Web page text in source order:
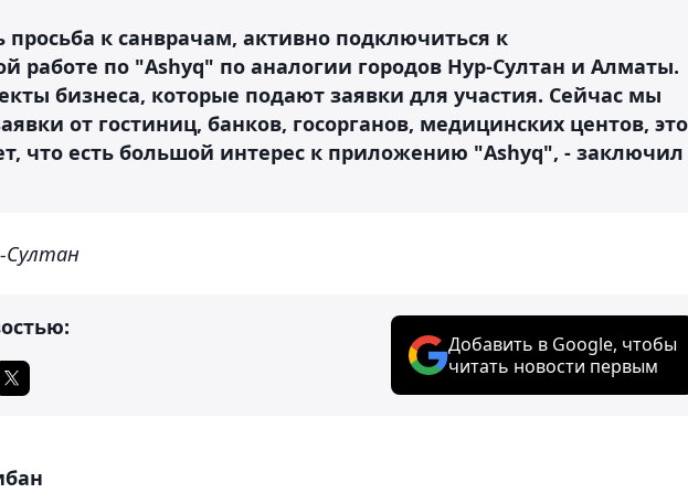
просьба к санврачам, активно подключиться к
работе по "Ashyq" по аналогии городов Нур-Султан и Алматы.
бизнеса, которые подают заявки для участия. Сейчас мы
от гостиниц, банков, госорганов, медицинских центов, это
что есть большой интерес к приложению "Ashyq", - заключил
Султан
Добавить в Google, чтобы
читать новости первым